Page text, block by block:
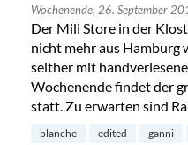
Wochenende, 26. September
Der Mili Store in der
nicht mehr aus Hamburg
seither mit
Wochenende findet der
statt. Zu erwarten sind
blanche edited ganni